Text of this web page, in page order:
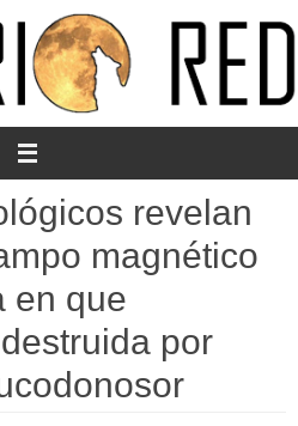
revelan
magnético
en que
por